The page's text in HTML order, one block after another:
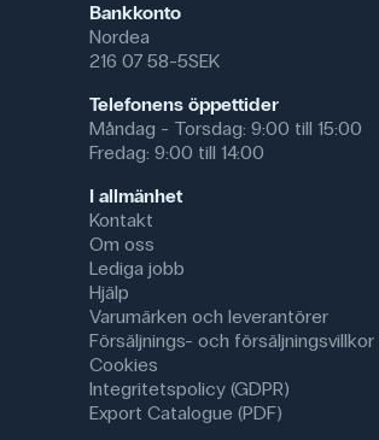
Bankkonto
Nordea
216 07 58-5SEK
Telefonens öppettider
Måndag - Torsdag: 9:00 till 15:00
Fredag: 9:00 till 14:00
I allmänhet
Kontakt
Om oss
Lediga jobb
Hjälp
Varumärken och leverantörer
Försäljnings- och försäljningsvillkor
Cookies
Integritetspolicy (GDPR)
Export Catalogue (PDF)